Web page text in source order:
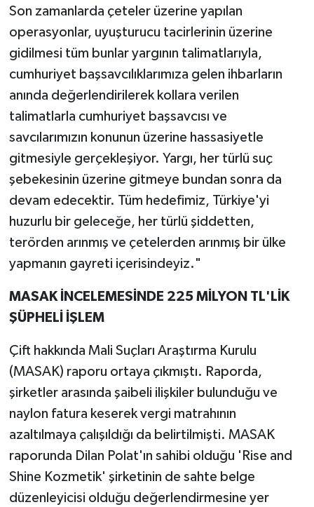
Son zamanlarda çeteler üzerine yapılan
operasyonlar, uyuşturucu tacirlerinin üzerine
gidilmesi tüm bunlar yargının talimatlarıyla,
cumhuriyet başsavcılıklarımıza gelen ihbarların
anında değerlendirilerek kollara verilen
talimatlarla cumhuriyet başsavcısı ve
savcılarımızın konunun üzerine hassasiyetle
gitmesiyle gerçekleşiyor. Yargı, her türlü suç
şebekesinin üzerine gitmeye bundan sonra da
devam edecektir. Tüm hedefimiz, Türkiye'yi
huzurlu bir geleceğe, her türlü şiddetten,
terörden arınmış ve çetelerden arınmış bir ülke
yapmanın gayreti içerisindeyiz."
MASAK İNCELEMESİNDE 225 MİLYON TL'LİK
ŞÜPHELİ İŞLEM
Çift hakkında Mali Suçları Araştırma Kurulu
(MASAK) raporu ortaya çıkmıştı. Raporda,
şirketler arasında şaibeli ilişkiler bulunduğu ve
naylon fatura keserek vergi matrahının
azaltılmaya çalışıldığı da belirtilmişti. MASAK
raporunda Dilan Polat'ın sahibi olduğu 'Rise and
Shine Kozmetik' şirketinin de sahte belge
düzenleyicisi olduğu değerlendirmesine yer